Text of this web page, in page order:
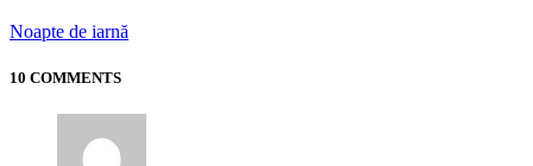
Noapte de iarnă
10 COMMENTS